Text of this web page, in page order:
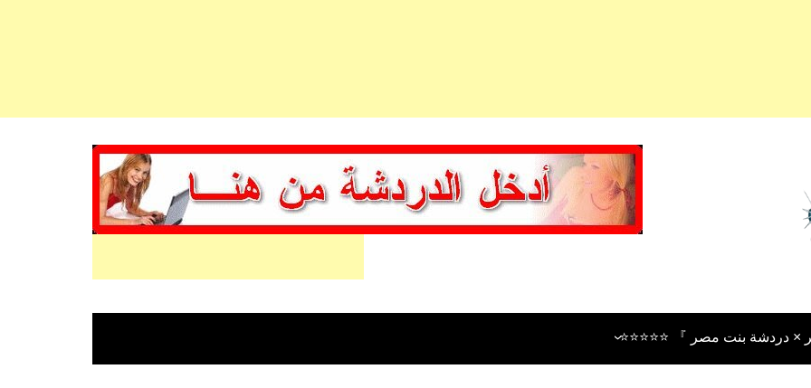
دردشة بنت مصر 』 ⭐⭐⭐⭐⭐